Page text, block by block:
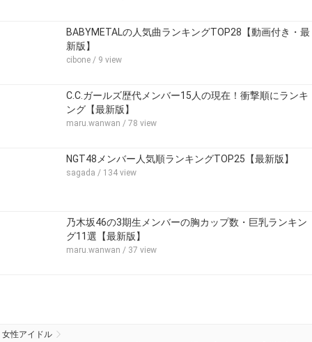
BABYMETALの人気曲ランキングTOP28【動画付き・最
新版】
cibone / 9 view
C.C.ガールズ歴代メンバー15人の現在！衝撃順にランキ
ング【最新版】
maru.wanwan / 78 view
NGT48メンバー人気順ランキングTOP25【最新版】
sagada / 134 view
乃木坂46の3期生メンバーの胸カップ数・巨乳ランキン
グ11選【最新版】
maru.wanwan / 37 view
女性アイドル